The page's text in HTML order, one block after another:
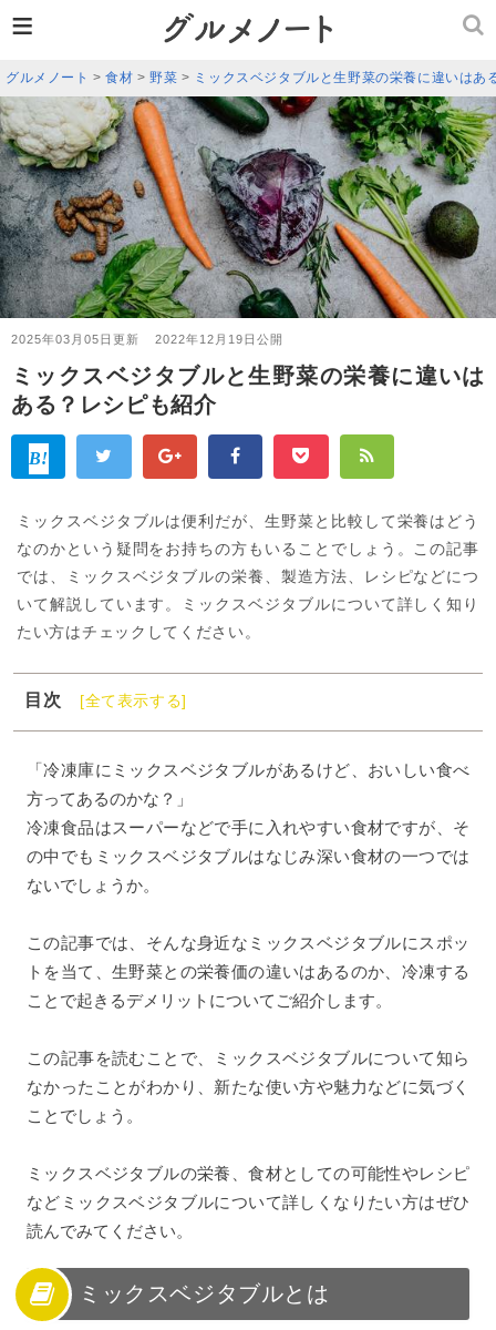
グルメノート >食材 >野菜 > ミックスベジタブルと生野菜の栄養に違いはあ
2025年03月05日更新 2022年12月19日公開
ミックスベジタブルと生野菜の栄養に違いは
ある？レシピも紹介
ミックスベジタブルは便利だが、生野菜と比較して栄養はどう
なのかという疑問をお持ちの方もいることでしょう。この記事
では、ミックスベジタブルの栄養、製造方法、レシピなどにつ
いて解説しています。ミックスベジタブルについて詳しく知り
たい方はチェックしてください。
目次
[全て表示する]
1
ミックスベジタブルとは
2
ミックスベジタブルと生野菜の栄養素の比較
3
ミックスベジタブルの栄養価が損なわれない理由
4
ミックスベジタブルのデメリット
5
ミックスベジタブルを使ったレシピ
6
ミックスベジタブルの栄養素を理解して美味しく食べま
「冷凍庫にミックスベジタブルがあるけど、おいしい食べ
方ってあるのかな？」
冷凍食品はスーパーなどで手に入れやすい食材ですが、そ
の中でもミックスベジタブルはなじみ深い食材の一つでは
ないでしょうか。
この記事では、そんな身近なミックスベジタブルにスポッ
トを当て、生野菜との栄養価の違いはあるのか、冷凍する
ことで起きるデメリットについてご紹介します。
この記事を読むことで、ミックスベジタブルについて知ら
なかったことがわかり、新たな使い方や魅力などに気づく
ことでしょう。
ミックスベジタブルの栄養、食材としての可能性やレシピ
などミックスベジタブルについて詳しくなりたい方はぜひ
読んでみてください。
ミックスベジタブルとは
≡